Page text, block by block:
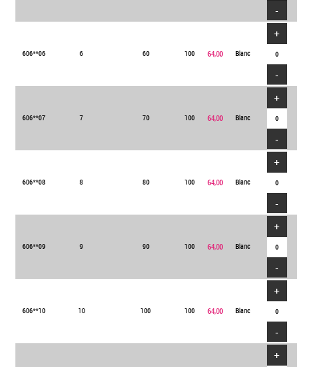
-
606**06 6 60 100 64,00 Blanc
+
-
606**07 7 70 100 64,00 Blanc
+
-
606**08 8 80 100 64,00 Blanc
+
-
606**09 9 90 100 64,00 Blanc
+
-
606**10 10 100 100 64,00 Blanc
+
-
+